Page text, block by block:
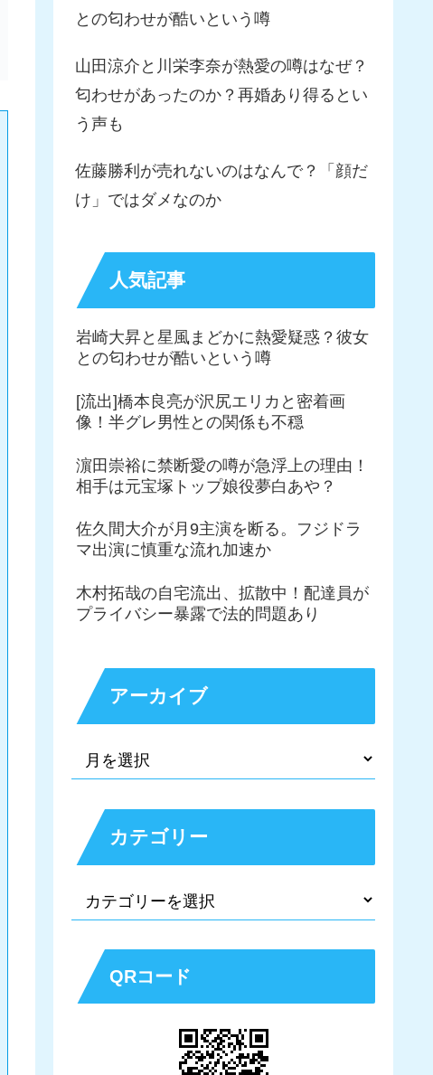
との匂わせが酷いという噂
山田涼介と川栄李奈が熱愛の噂はなぜ？
匂わせがあったのか？再婚あり得るとい
う声も
佐藤勝利が売れないのはなんで？「顔だ
け」ではダメなのか
人気記事
岩崎大昇と星風まどかに熱愛疑惑？彼女
との匂わせが酷いという噂
[流出]橋本良亮が沢尻エリカと密着画
像！半グレ男性との関係も不穏
濵田崇裕に禁断愛の噂が急浮上の理由！
相手は元宝塚トップ娘役夢白あや？
佐久間大介が月9主演を断る。フジドラ
マ出演に慎重な流れ加速か
木村拓哉の自宅流出、拡散中！配達員が
プライバシー暴露で法的問題あり
アーカイブ
カテゴリー
QRコード